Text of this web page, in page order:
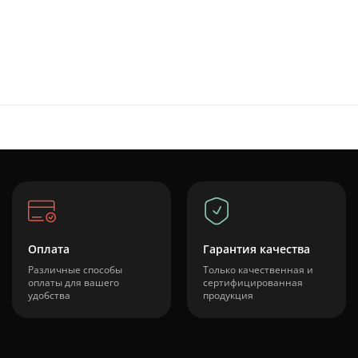
Оплата
Различные способы
оплаты для вашего
удобства
Гарантия качества
Только качественная и
сертифицированная
продукция